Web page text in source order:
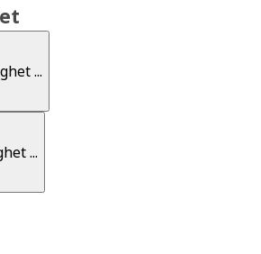
...
...